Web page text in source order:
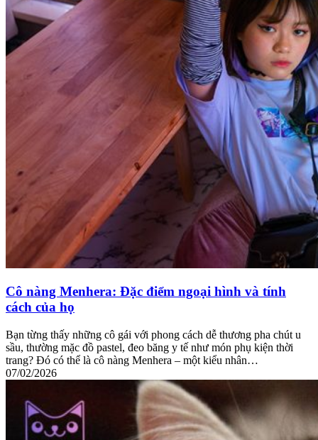
Cô nàng Menhera: Đặc điểm ngoại hình và tính
cách của họ
Bạn từng thấy những cô gái với phong cách dễ thương pha chút u
sầu, thường mặc đồ pastel, đeo băng y tế như món phụ kiện thời
trang? Đó có thể là cô nàng Menhera – một kiểu nhân…
07/02/2026